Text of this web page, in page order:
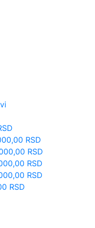
RSD
RSD
RSD
RSD
RSD